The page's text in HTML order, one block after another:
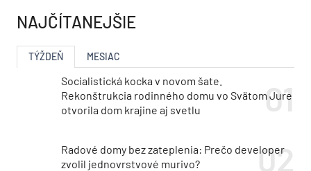
NAJČÍTANEJŠIE
TÝŽDEŇ MESIAC
Socialistická kocka v novom šate.
Rekonštrukcia rodinného domu vo Svätom Jure
otvorila dom krajine aj svetlu
Radové domy bez zateplenia: Prečo developer
zvolil jednovrstvové murivo?